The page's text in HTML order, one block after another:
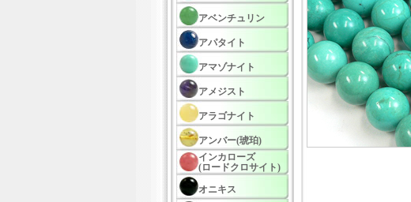
アベンチュリン
アパタイト
アマゾナイト
アメジスト
アラゴナイト
アンバー(琥珀)
インカローズ
(ロードクロサイト)
オニキス